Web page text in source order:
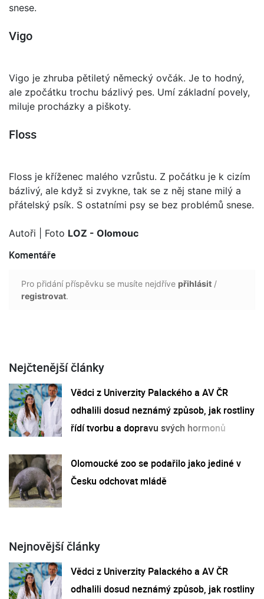
snese.
Vigo
Vigo je zhruba pětiletý německý ovčák. Je to hodný,
ale zpočátku trochu bázlivý pes. Umí základní povely,
miluje procházky a piškoty.
Floss
Floss je kříženec malého vzrůstu. Z počátku je k cizím
bázlivý, ale když si zvykne, tak se z něj stane milý a
přátelský psík. S ostatními psy se bez problémů snese.
Autoři | Foto LOZ - Olomouc
Komentáře
Pro přidání příspěvku se musíte nejdříve přihlásit /
registrovat.
Nejčtenější články
Vědci z Univerzity Palackého a AV ČR
odhalili dosud neznámý způsob, jak rostliny
řídí tvorbu a dopravu svých hormonů
Olomoucké zoo se podařilo jako jediné v
Česku odchovat mládě
Nejnovější články
Vědci z Univerzity Palackého a AV ČR
odhalili dosud neznámý způsob, jak rostliny